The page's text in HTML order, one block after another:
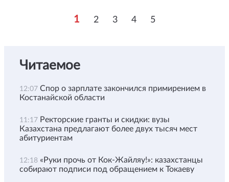
1 2 3 4 5
Читаемое
12:07 Спор о зарплате закончился примирением в
Костанайской области
11:17 Ректорские гранты и скидки: вузы
Казахстана предлагают более двух тысяч мест
абитуриентам
12:18 «Руки прочь от Кок-Жайляу!»: казахстанцы
собирают подписи под обращением к Токаеву